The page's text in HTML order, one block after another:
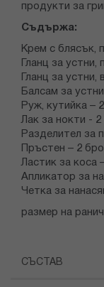
продукти за
Съдържа:
Крем с блясък,
Гланц за устни,
Гланц за устни,
Балсам за
Руж, кутийка –
Лак за нокти - 2
Разделител за
Пръстен – 2
Ластик за коса
Апликатор за
Четка за
размер на
СЪСТАВ